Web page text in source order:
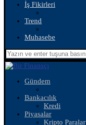
İş Fikirleri
Trend
Muhasebe
Gündem
Bankacılık
Kredi
Piyasalar
Kripto Paralar